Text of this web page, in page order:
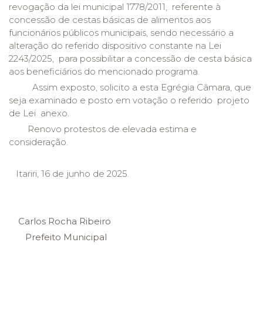
revogação da lei municipal 1778/2011, referente à
concessão de cestas básicas de alimentos aos
funcionários públicos municipais, sendo necessário a
alteração do referido dispositivo constante na Lei
2243/2025, para possibilitar a concessão de cesta básica
aos beneficiários do mencionado programa.
Assim exposto, solicito a esta Egrégia Câmara, que
seja examinado e posto em votação o referido projeto
de Lei anexo.
Renovo protestos de elevada estima e
consideração.
Itariri, 16 de junho de 2025.
Carlos Rocha Ribeiro
Prefeito Municipal